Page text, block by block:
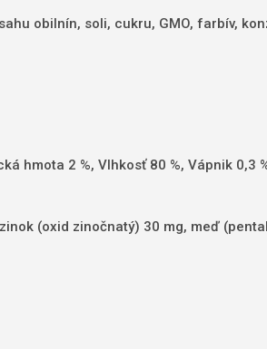
obilnín, soli, cukru, GMO, farbív,
hmota 2 %, Vlhkosť 80 %, Vápnik 0,3
(oxid zinočnatý) 30 mg, meď